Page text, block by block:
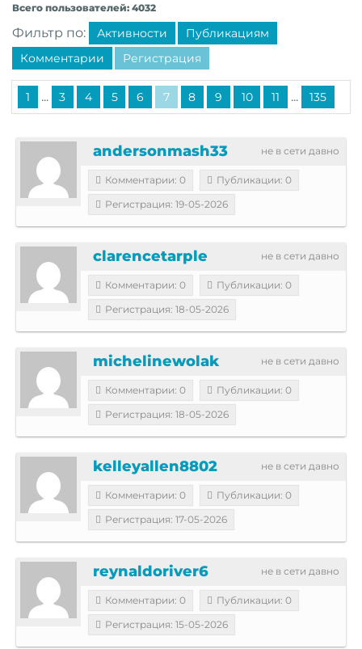
Всего пользователей: 4032
Фильтр по: Активности
Публикациям
Комментарии
Регистрация
1 ... 3 4 5 6 7 8 9 10 11 ... 135
не в сети давно
andersonmash33
Комментарии: 0
Публикации: 0
Регистрация: 19-05-2026
не в сети давно
clarencetarple
Комментарии: 0
Публикации: 0
Регистрация: 18-05-2026
не в сети давно
michelinewolak
Комментарии: 0
Публикации: 0
Регистрация: 18-05-2026
не в сети давно
kelleyallen8802
Комментарии: 0
Публикации: 0
Регистрация: 17-05-2026
не в сети давно
reynaldoriver6
Комментарии: 0
Публикации: 0
Регистрация: 15-05-2026